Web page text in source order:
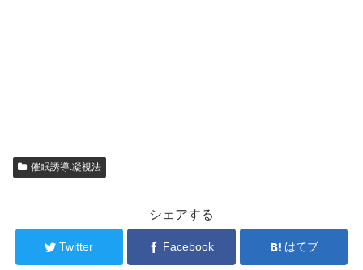
催眠誘導:凝視法
シェアする
Twitter Facebook はてブ